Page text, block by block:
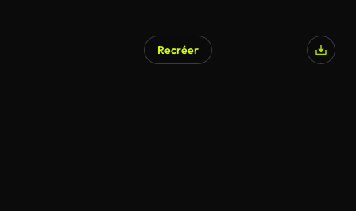
Recréer